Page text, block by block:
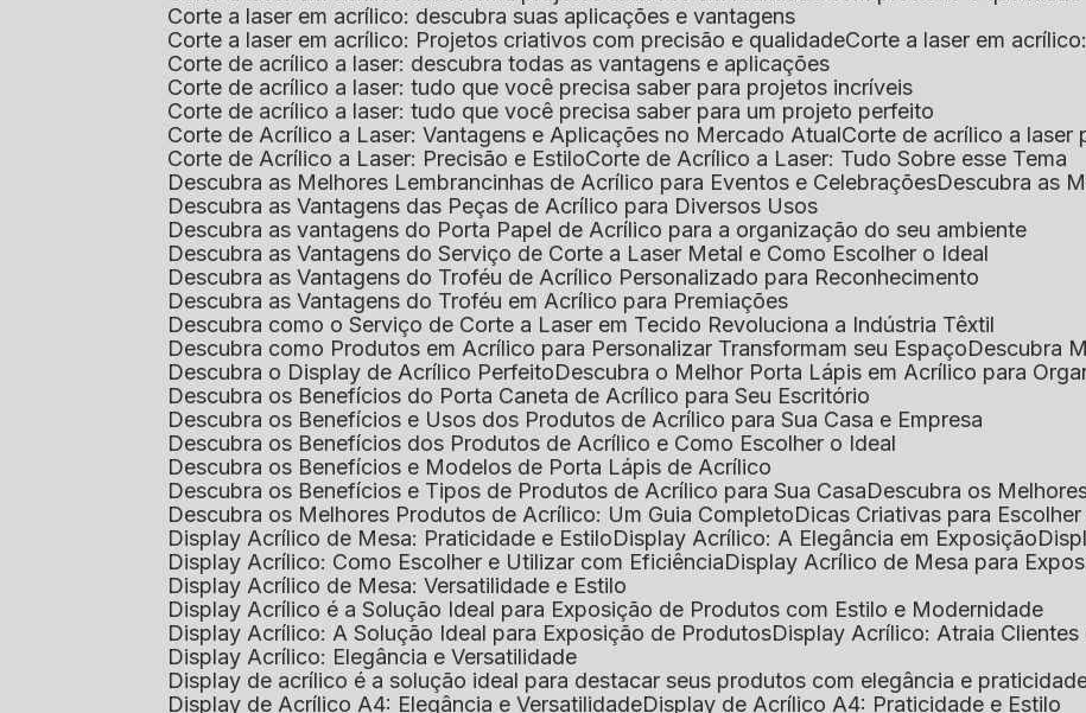
Corte a laser em acrílico: descubra suas aplicações e vantagens
Corte a laser em acrílico: Projetos criativos com precisão e qualidade
Corte a laser em
Corte de acrílico a laser: descubra todas as vantagens e aplicações
Corte de acrílico a laser: tudo que você precisa saber para projetos incríveis
Corte de acrílico a laser: tudo que você precisa saber para um projeto perfeito
Corte de Acrílico a Laser: Vantagens e Aplicações no Mercado Atual
Corte de acrílico a
Corte de Acrílico a Laser: Precisão e Estilo
Corte de Acrílico a Laser: Tudo Sobre esse Tema
Descubra as Melhores Lembrancinhas de Acrílico para Eventos e Celebrações
Descubra as
Descubra as Vantagens das Peças de Acrílico para Diversos Usos
Descubra as vantagens do Porta Papel de Acrílico para a organização do seu ambiente
Descubra as Vantagens do Serviço de Corte a Laser Metal e Como Escolher o Ideal
Descubra as Vantagens do Troféu de Acrílico Personalizado para Reconhecimento
Descubra as Vantagens do Troféu em Acrílico para Premiações
Descubra como o Serviço de Corte a Laser em Tecido Revoluciona a Indústria Têxtil
Descubra como Produtos em Acrílico para Personalizar Transformam seu Espaço
Descubra
Descubra o Display de Acrílico Perfeito
Descubra o Melhor Porta Lápis em Acrílico para
Descubra os Benefícios do Porta Caneta de Acrílico para Seu Escritório
Descubra os Benefícios e Usos dos Produtos de Acrílico para Sua Casa e Empresa
Descubra os Benefícios dos Produtos de Acrílico e Como Escolher o Ideal
Descubra os Benefícios e Modelos de Porta Lápis de Acrílico
Descubra os Benefícios e Tipos de Produtos de Acrílico para Sua Casa
Descubra os
Descubra os Melhores Produtos de Acrílico: Um Guia Completo
Dicas Criativas para
Display Acrílico de Mesa: Praticidade e Estilo
Display Acrílico: A Elegância em Exposição
Display Acrílico: Como Escolher e Utilizar com Eficiência
Display Acrílico de Mesa para
Display Acrílico de Mesa: Versatilidade e Estilo
Display Acrílico é a Solução Ideal para Exposição de Produtos com Estilo e Modernidade
Display Acrílico: A Solução Ideal para Exposição de Produtos
Display Acrílico: Atraia
Display Acrílico: Elegância e Versatilidade
Display de acrílico é a solução ideal para destacar seus produtos com elegância e
Display de Acrílico A4: Elegância e Versatilidade
Display de Acrílico A4: Praticidade e Estilo